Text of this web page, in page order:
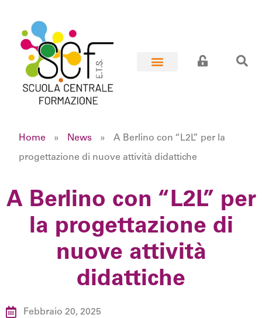
Home » News » A Berlino con “L2L” per la
progettazione di nuove attività didattiche
A Berlino con “L2L” per
la progettazione di
nuove attività
didattiche
Febbraio 20, 2025